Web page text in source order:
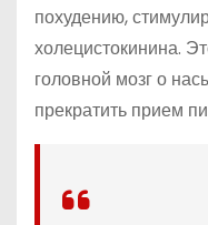
похудению,
холецистокинина.
головной мозг о
прекратить прием